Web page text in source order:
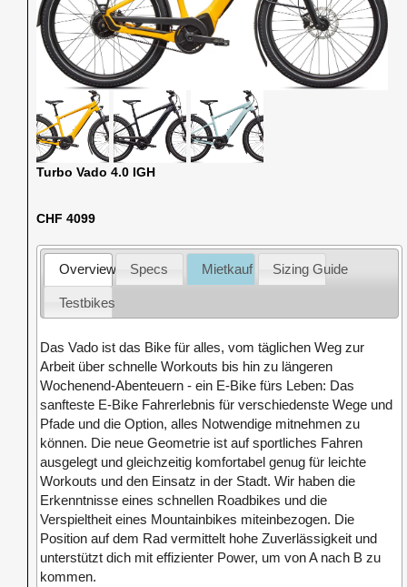
Turbo Vado 4.0 IGH
CHF 4099
Overview Specs Mietkauf Sizing Guide
Testbikes
Das Vado ist das Bike für alles, vom täglichen Weg zur
Arbeit über schnelle Workouts bis hin zu längeren
Wochenend-Abenteuern - ein E-Bike fürs Leben: Das
sanfteste E-Bike Fahrerlebnis für verschiedenste Wege und
Pfade und die Option, alles Notwendige mitnehmen zu
können. Die neue Geometrie ist auf sportliches Fahren
ausgelegt und gleichzeitig komfortabel genug für leichte
Workouts und den Einsatz in der Stadt. Wir haben die
Erkenntnisse eines schnellen Roadbikes und die
Verspieltheit eines Mountainbikes miteinbezogen. Die
Position auf dem Rad vermittelt hohe Zuverlässigkeit und
unterstützt dich mit effizienter Power, um von A nach B zu
kommen.